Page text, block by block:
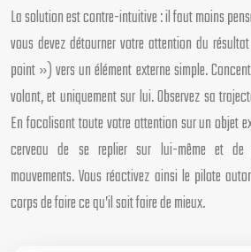
La solution est contre-intuitive : il faut moins
vous devez détourner votre attention du
point ») vers un élément externe simple.
volant, et uniquement sur lui. Observez sa
En focalisant toute votre attention sur un objet
cerveau de se replier sur lui-même et de
mouvements. Vous réactivez ainsi le pilote
corps de faire ce qu’il sait faire de mieux.